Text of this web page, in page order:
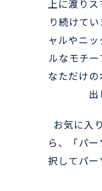
上に渡りス
り続けて
ャルやニッ
ルなモチー
なただけの
出
お気に入
ら、「パ
択してパー